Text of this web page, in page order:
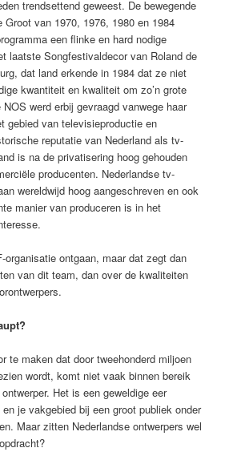
trendsettend geweest. De bewegende
Groot van 1970, 1976, 1980 en 1984
een flinke en hard nodige
laatste Songfestivaldecor van Roland de
dat land erkende in 1984 dat ze niet
kwantiteit en kwaliteit om zo’n grote
werd erbij gevraagd vanwege haar
gebied van televisieproductie en
reputatie van Nederland als tv-
is na de privatisering hoog gehouden
producenten. Nederlandse tv-
wereldwijd hoog aangeschreven en ook
manier van produceren is in het
ontgaan, maar dat zegt dan
van dit team, dan over de kwaliteiten
te maken dat door tweehonderd miljoen
wordt, komt niet vaak binnen bereik
Het is een geweldige eer
je vakgebied bij een groot publiek onder
Maar zitten Nederlandse ontwerpers wel